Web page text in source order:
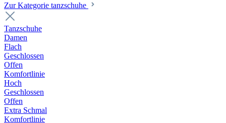
Zur Kategorie tanzschuhe
Tanzschuhe
Damen
Flach
Geschlossen
Offen
Komfortlinie
Hoch
Geschlossen
Offen
Extra Schmal
Komfortlinie